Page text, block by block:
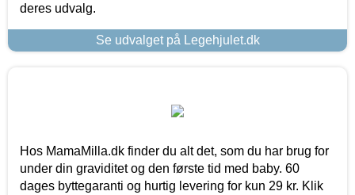
deres udvalg.
Se udvalget på Legehjulet.dk
Hos MamaMilla.dk finder du alt det, som du har brug for
under din graviditet og den første tid med baby. 60
dages byttegaranti og hurtig levering for kun 29 kr. Klik